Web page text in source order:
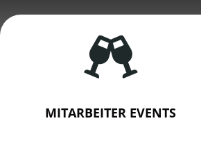

MITARBEITER EVENTS